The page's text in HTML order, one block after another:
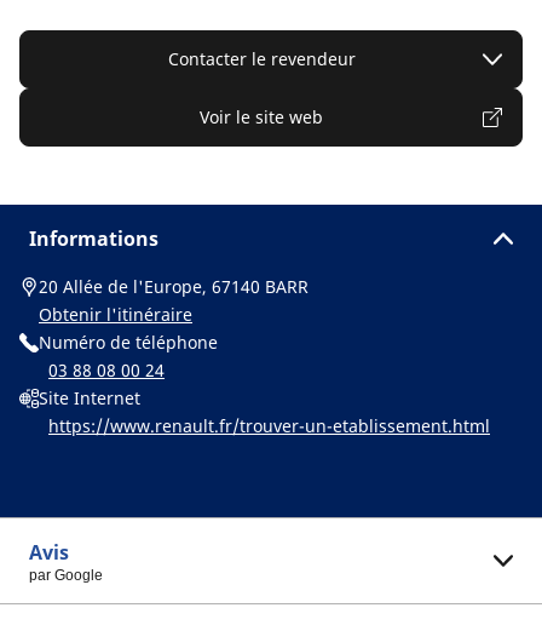
Contacter le revendeur
Voir le site web
Informations
20 Allée de l'Europe, 67140 BARR
Obtenir l'itinéraire
Numéro de téléphone
03 88 08 00 24
Site Internet
https://www.renault.fr/trouver-un-etablissement.html
Avis
par Google